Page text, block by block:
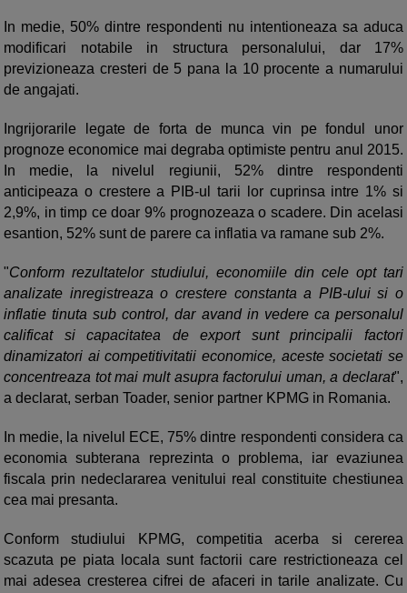
In medie, 50% dintre respondenti nu intentioneaza sa aduca
modificari notabile in structura personalului, dar 17%
previzioneaza cresteri de 5 pana la 10 procente a numarului
de angajati.
Ingrijorarile legate de forta de munca vin pe fondul unor
prognoze economice mai degraba optimiste pentru anul 2015.
In medie, la nivelul regiunii, 52% dintre respondenti
anticipeaza o crestere a PIB-ul tarii lor cuprinsa intre 1% si
2,9%, in timp ce doar 9% prognozeaza o scadere. Din acelasi
esantion, 52% sunt de parere ca inflatia va ramane sub 2%.
"Conform rezultatelor studiului, economiile din cele opt tari
analizate inregistreaza o crestere constanta a PIB-ului si o
inflatie tinuta sub control, dar avand in vedere ca personalul
calificat si capacitatea de export sunt principalii factori
dinamizatori ai competitivitatii economice, aceste societati se
concentreaza tot mai mult asupra factorului uman, a declarat",
a declarat, serban Toader, senior partner KPMG in Romania.
In medie, la nivelul ECE, 75% dintre respondenti considera ca
economia subterana reprezinta o problema, iar evaziunea
fiscala prin nedeclararea venitului real constituite chestiunea
cea mai presanta.
Conform studiului KPMG, competitia acerba si cererea
scazuta pe piata locala sunt factorii care restrictioneaza cel
mai adesea cresterea cifrei de afaceri in tarile analizate. Cu